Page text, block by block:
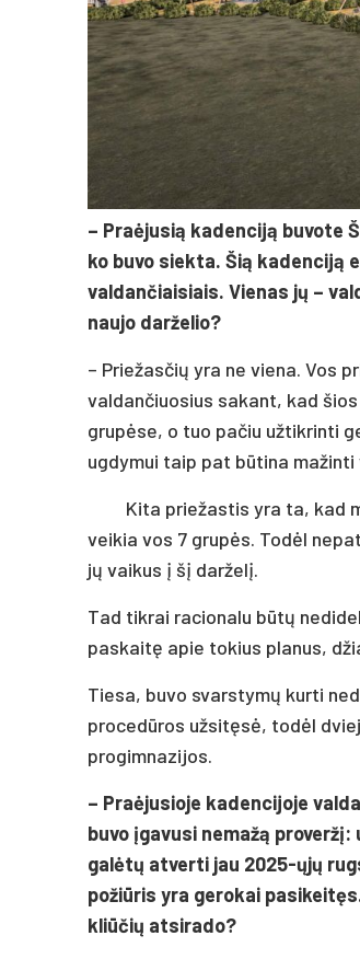
– Praėjusią kadenciją buvote
ko buvo siekta. Šią kadenciją
valdančiaisiais. Vienas jų –
naujo darželio?
– Priežasčių yra ne viena. Vos
valdančiuosius sakant, kad
grupėse, o tuo pačiu užtikrinti
ugdymui taip pat būtina
Kita priežastis yra ta, kad
veikia vos 7 grupės. Todėl
jų vaikus į šį darželį.
Tad tikrai racionalu būtų
paskaitę apie tokius planus,
Tiesa, buvo svarstymų kurti
procedūros užsitęsė, todėl
progimnazijos.
– Praėjusioje kadencijoje
buvo įgavusi nemažą
galėtų atverti jau 2025-ųjų
požiūris yra gerokai
kliūčių atsirado?